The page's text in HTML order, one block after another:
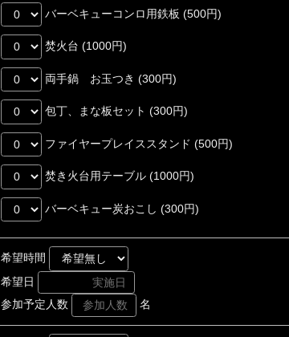
バーベキューコンロ用鉄板 (500円)
焚火台 (1000円)
両手鍋 お玉つき (300円)
包丁、まな板セット (300円)
ファイヤープレイススタンド (500円)
焚き火台用テーブル (1000円)
バーベキュー炭おこし (300円)
希望時間
希望日
参加予定人数
名